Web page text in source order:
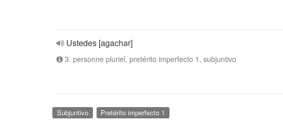
Ustedes [agachar]
3. personne pluriel, pretérito imperfecto 1, subjuntivo
Subjuntivo Pretérito imperfecto 1